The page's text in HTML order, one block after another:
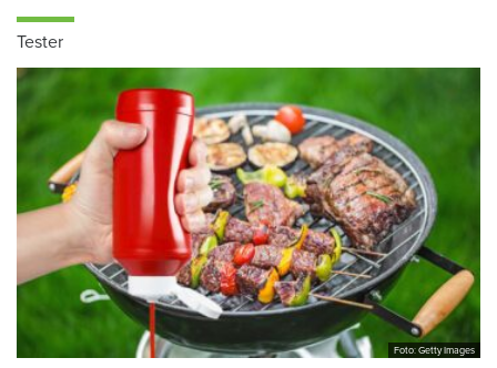
Tester
Foto: Getty Images